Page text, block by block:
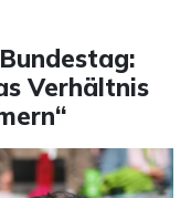
Verhältnis